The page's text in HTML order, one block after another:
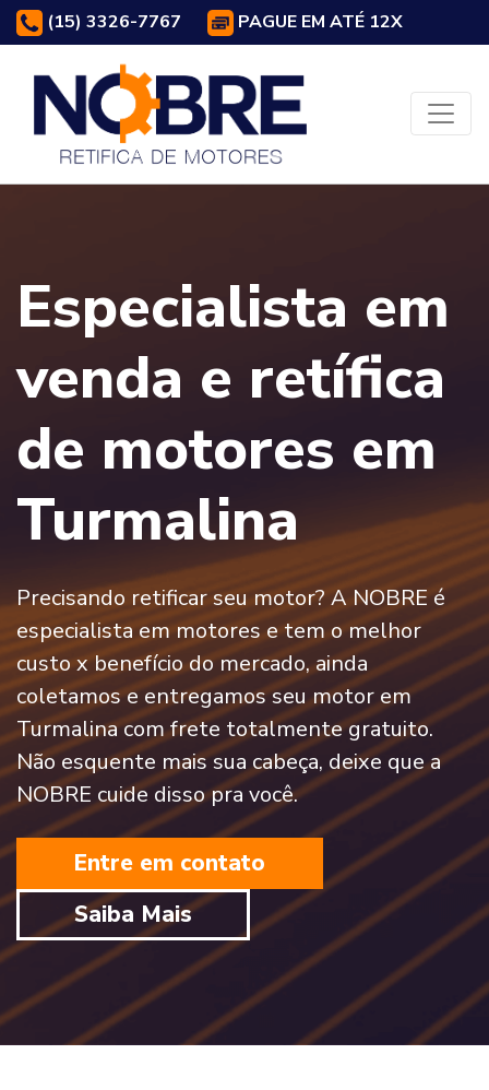
(15) 3326-7767 PAGUE EM ATÉ 12X
Especialista em
venda e retífica
de motores em
Turmalina
Precisando retificar seu motor? A NOBRE é
especialista em motores e tem o melhor
custo x benefício do mercado, ainda
coletamos e entregamos seu motor em
Turmalina com frete totalmente gratuito.
Não esquente mais sua cabeça, deixe que a
NOBRE cuide disso pra você.
Entre em contato
Saiba Mais